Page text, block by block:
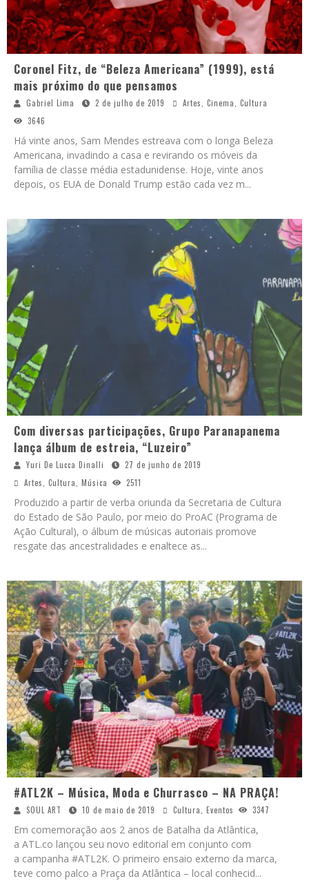
Coronel Fitz, de “Beleza Americana” (1999), está
mais próximo do que pensamos
Gabriel Lima 2 de julho de 2019 Artes Cinema
Cultura
3646
Há vinte anos, Sam Mendes estreava com o longa Beleza
Americana, invadindo a casa e revirando os móveis da
família de classe média estadunidense. Hoje, vinte anos
depois, os EUA de Donald Trump estão cada vez m...
Com diversas participações, Grupo Paranapanema
lança álbum de estreia, “Luzeiro”
Yuri De Lucca Dinalli
27 de junho de 2019
Artes
Cultura Música 2511
Produzido a partir de verba oriunda da Secretaria de Cultura
do Estado de São Paulo, por meio do ProAC (Programa de
Ação Cultural), o álbum de músicas autoriais promove
resgate das ancestralidades e enaltece as...
#ATL2K – Música, Moda e Churrasco – NA PRAÇA!
SOUL ART 10 de maio de 2019 Cultura, Eventos 3347
Em comemoração aos 2 anos de Batalha da Atlântica,
a ATL.co lançou seu novo editorial em conjunto com
a campanha #ATL2K. O primeiro ensaio externo da marca,
teve como palco a Praça da Atlântica – local conhecid...